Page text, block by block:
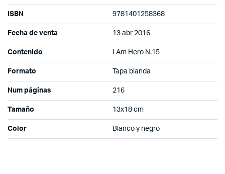
ISBN 9781401258368
Fecha de venta 13 abr 2016
Contenido I Am Hero N.15
Formato Tapa blanda
Num páginas 216
Tamaño 13x18 cm
Color Blanco y negro